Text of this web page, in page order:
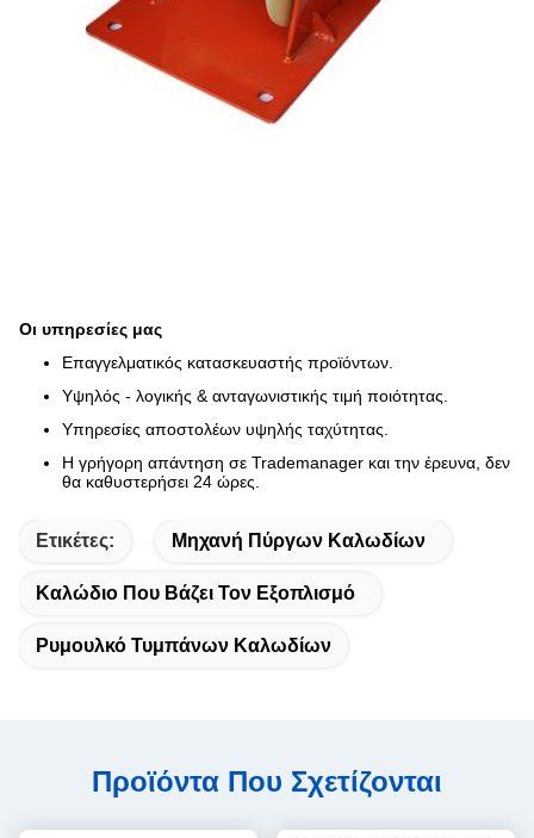
Οι υπηρεσίες μας
Επαγγελματικός κατασκευαστής προϊόντων.
Υψηλός - λογικής & ανταγωνιστικής τιμή ποιότητας.
Υπηρεσίες αποστολέων υψηλής ταχύτητας.
Η γρήγορη απάντηση σε Trademanager και την έρευνα, δεν
θα καθυστερήσει 24 ώρες.
Ετικέτες: Μηχανή Πύργων Καλωδίων
Καλώδιο Που Βάζει Τον Εξοπλισμό
Ρυμουλκό Τυμπάνων Καλωδίων
Προϊόντα Που Σχετίζονται